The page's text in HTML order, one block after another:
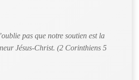
pas que notre soutien est la
Jésus-Christ. (2 Corinthiens 5